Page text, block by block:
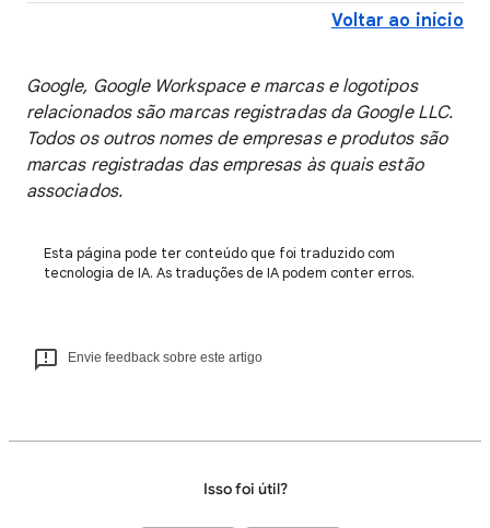
Voltar ao início
Google, Google Workspace e marcas e logotipos
relacionados são marcas registradas da Google LLC.
Todos os outros nomes de empresas e produtos são
marcas registradas das empresas às quais estão
associados.
Esta página pode ter conteúdo que foi traduzido com
tecnologia de IA. As traduções de IA podem conter erros.
Envie feedback sobre este artigo
Isso foi útil?